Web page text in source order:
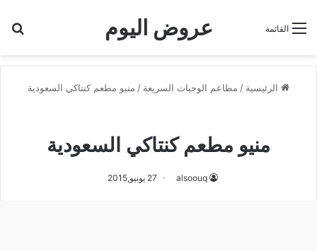
عروض اليوم القائمة
الرئيسية / مطاعم الوجبات السريعة / منيو مطعم كنتاكي السعودية
منيو مطعم كنتاكي السعودية
alsoouq 27 يونيو,2015